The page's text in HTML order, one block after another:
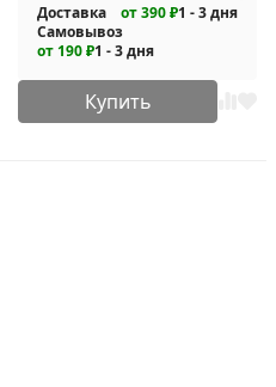
Доставка от 390 ₽1 - 3 дня
Самовывоз
от 190 ₽1 - 3 дня
Купить